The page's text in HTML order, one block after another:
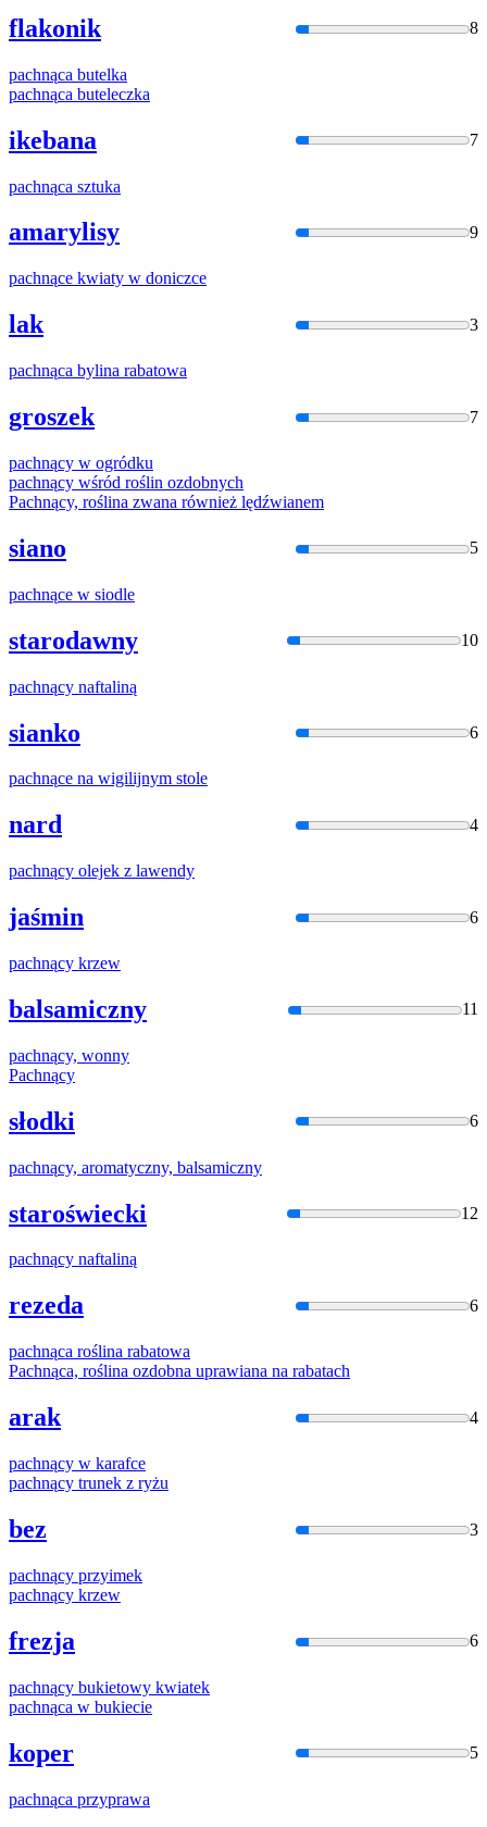
flakonik 8
pachnąca butelka
pachnąca buteleczka
ikebana 7
pachnąca sztuka
amarylisy 9
pachnące kwiaty w doniczce
lak 3
pachnąca bylina rabatowa
groszek 7
pachnący w ogródku
pachnący wśród roślin ozdobnych
Pachnący, roślina zwana również lędźwianem
siano 5
pachnące w siodle
starodawny 10
pachnący naftaliną
sianko 6
pachnące na wigilijnym stole
nard 4
pachnący olejek z lawendy
jaśmin 6
pachnący krzew
balsamiczny 11
pachnący, wonny
Pachnący
słodki 6
pachnący, aromatyczny, balsamiczny
staroświecki 12
pachnący naftaliną
rezeda 6
pachnąca roślina rabatowa
Pachnąca, roślina ozdobna uprawiana na rabatach
arak 4
pachnący w karafce
pachnący trunek z ryżu
bez 3
pachnący przyimek
pachnący krzew
frezja 6
pachnący bukietowy kwiatek
pachnąca w bukiecie
koper 5
pachnąca przyprawa